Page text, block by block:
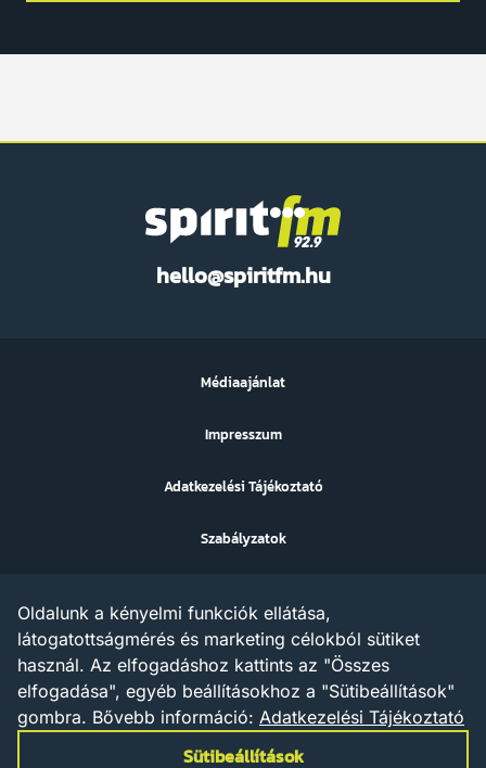
hello@spiritfm.hu
FM
Az ezen a weboldalon megjelenő szövegek, grafikák, képek,
hangfelvételek, video anyagok vagy egyéb tartalmak szerzői jogi
védelem alatt állnak.
Az X AND A Kft. minden jogot fenntart a tartalommal
kapcsolatosan, beleértve a tartalom szöveg- és adatbányászat
céljára való felhasználását is – a szerzői jogról szóló 1999. évi
LXXVI. törvény rendelkezései értelmében a törvény 35/A. § (1)
Médiaajánlat
Impresszum
Adatkezelési Tájékoztató
Szabályzatok
Oldalunk a kényelmi funkciók ellátása,
látogatottságmérés és marketing célokból sütiket
használ. Az elfogadáshoz kattints az "Összes
elfogadása", egyéb beállításokhoz a "Sütibeállítások"
gombra. Bővebb információ: Adatkezelési Tájékoztató
Sütibeállítások